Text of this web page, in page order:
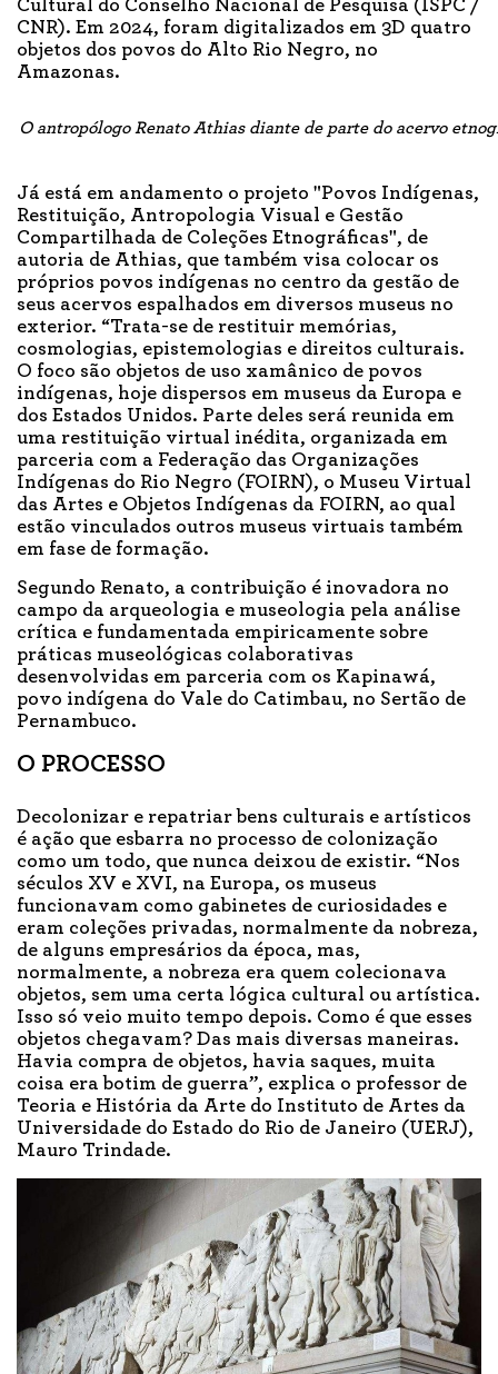
Cultural do Conselho Nacional de Pesquisa (ISPC /
CNR). Em 2024, foram digitalizados em 3D quatro
objetos dos povos do Alto Rio Negro, no
Amazonas.
O antropólogo Renato Athias diante de parte do acervo
Já está em andamento o projeto "Povos Indígenas,
Restituição, Antropologia Visual e Gestão
Compartilhada de Coleções Etnográficas", de
autoria de Athias, que também visa colocar os
próprios povos indígenas no centro da gestão de
seus acervos espalhados em diversos museus no
exterior. “Trata-se de restituir memórias,
cosmologias, epistemologias e direitos culturais.
O foco são objetos de uso xamânico de povos
indígenas, hoje dispersos em museus da Europa e
dos Estados Unidos. Parte deles será reunida em
uma restituição virtual inédita, organizada em
parceria com a Federação das Organizações
Indígenas do Rio Negro (FOIRN), o Museu Virtual
das Artes e Objetos Indígenas da FOIRN, ao qual
estão vinculados outros museus virtuais também
em fase de formação.
Segundo Renato, a contribuição é inovadora no
campo da arqueologia e museologia pela análise
crítica e fundamentada empiricamente sobre
práticas museológicas colaborativas
desenvolvidas em parceria com os Kapinawá,
povo indígena do Vale do Catimbau, no Sertão de
Pernambuco.
O PROCESSO
Decolonizar e repatriar bens culturais e artísticos
é ação que esbarra no processo de colonização
como um todo, que nunca deixou de existir. “Nos
séculos XV e XVI, na Europa, os museus
funcionavam como gabinetes de curiosidades e
eram coleções privadas, normalmente da nobreza,
de alguns empresários da época, mas,
normalmente, a nobreza era quem colecionava
objetos, sem uma certa lógica cultural ou artística.
Isso só veio muito tempo depois. Como é que esses
objetos chegavam? Das mais diversas maneiras.
Havia compra de objetos, havia saques, muita
coisa era botim de guerra”, explica o professor de
Teoria e História da Arte do Instituto de Artes da
Universidade do Estado do Rio de Janeiro (UERJ),
Mauro Trindade.